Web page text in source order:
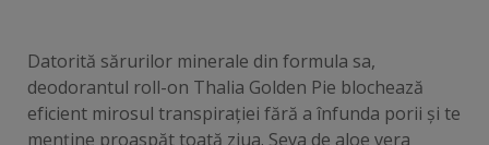
Datorită sărurilor minerale din formula sa,
deodorantul roll-on Thalia Golden Pie blochează
eficient mirosul transpirației fără a înfunda porii și te
menține proaspăt toată ziua. Seva de aloe vera